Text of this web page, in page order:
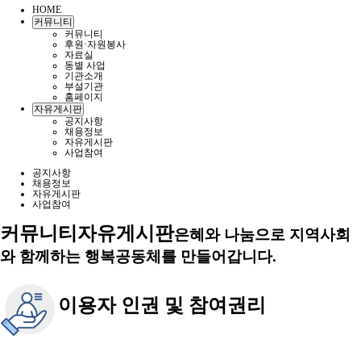
HOME
커뮤니티
커뮤니티
후원·자원봉사
자료실
동별 사업
기관소개
부설기관
홈페이지
자유게시판
공지사항
채용정보
자유게시판
사업참여
공지사항
채용정보
자유게시판
사업참여
커뮤니티 자유게시판은혜와 나눔으로 지역사회
와 함께하는 행복공동체를 만들어갑니다.
이용자 인권 및 참여권리